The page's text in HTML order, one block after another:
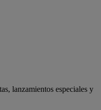
lanzamientos especiales y